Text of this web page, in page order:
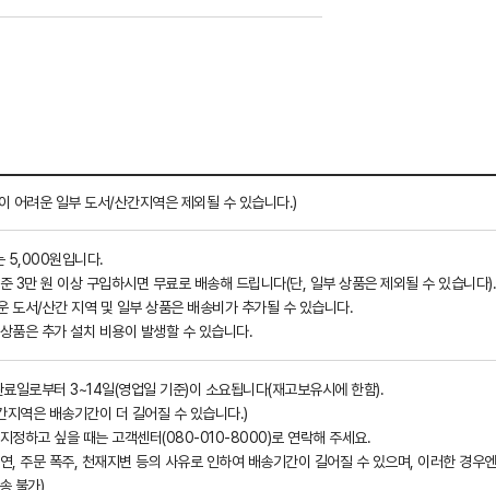
어려운 일부 도서/산간지역은 제외될 수 있습니다.)
5,000원입니다.
3만 원 이상 구입하시면 무료로 배송해 드립니다(단, 일부 상품은 제외될 수 있습니다).
도서/산간 지역 및 일부 상품은 배송비가 추가될 수 있습니다.
품은 추가 설치 비용이 발생할 수 있습니다.
일로부터 3~14일(영업일 기준)이 소요됩니다(재고보유시에 한함).
지역은 배송기간이 더 길어질 수 있습니다.)
정하고 싶을 때는 고객센터(080-010-8000)로 연락해 주세요.
, 주문 폭주, 천재지변 등의 사유로 인하여 배송기간이 길어질 수 있으며, 이러한 경우
불가)